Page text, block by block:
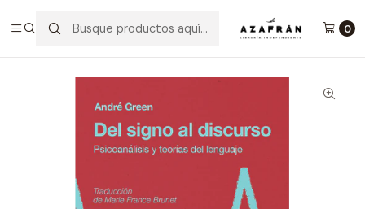
0
Psicología
Del Signo Al Discurso - Psicoanálisis Y Teorías Del Lenguaje